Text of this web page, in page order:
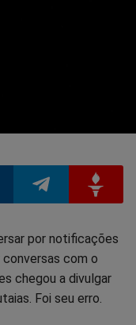
Compartilhar
no
no
por notificações
com o
chegou a divulgar
Foi seu erro.